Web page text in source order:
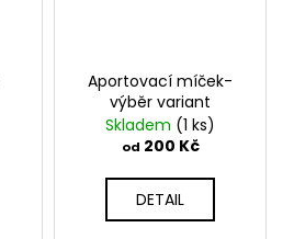
Aportovací míček-
výběr variant
Skladem (1 ks)
od 200 Kč
DETAIL